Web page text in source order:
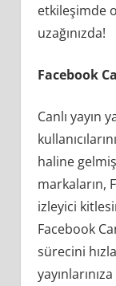
etkileşimde
uzağınızda!
Facebook
Canlı yayın
haline
markaların,
izleyici
Facebook
sürecini